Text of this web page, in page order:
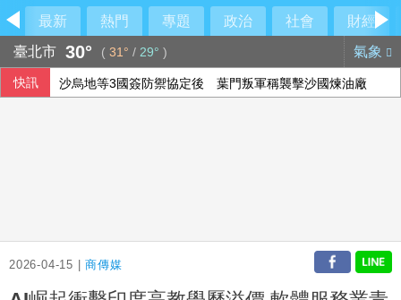
最新 熱門 專題 政治 社會
財經
臺北市 30° ( 31° / 29° ) 氣象
快訊 沙烏地等3國簽防禦協定後 葉門叛軍稱襲擊沙國煉油廠
2026-04-15 |商傳媒